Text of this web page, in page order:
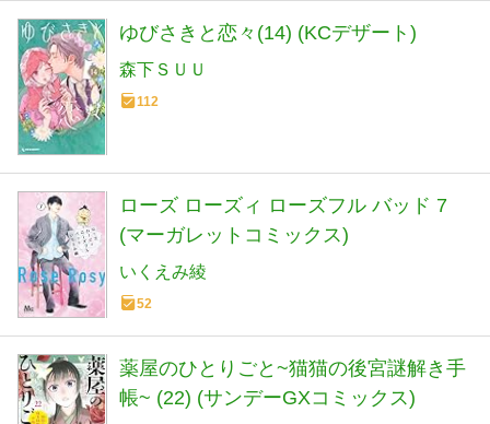
ゆびさきと恋々(14) (KCデザート)
森下ＳＵＵ
112
ローズ ローズィ ローズフル バッド 7
(マーガレットコミックス)
いくえみ綾
52
薬屋のひとりごと~猫猫の後宮謎解き手
帳~ (22) (サンデーGXコミックス)